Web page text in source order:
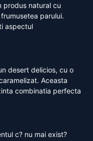
produs natural cu
parului.
aspectul
desert delicios, cu o
Aceasta
combinatia perfecta
c? nu mai exist?